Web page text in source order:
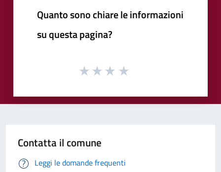
Quanto sono chiare le informazioni
su questa pagina?
Contatta il comune
Leggi le domande frequenti